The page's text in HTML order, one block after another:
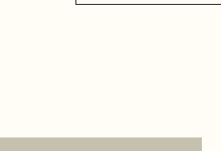
Nachricht absenden